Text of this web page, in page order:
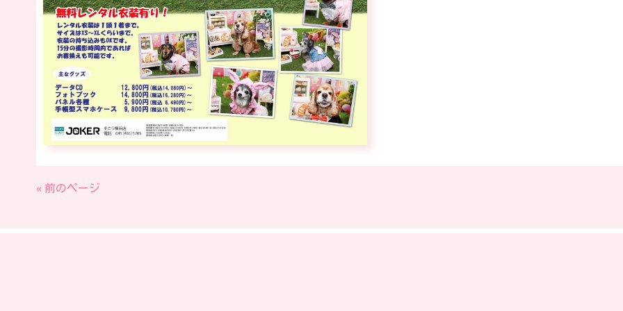
« 前のページ